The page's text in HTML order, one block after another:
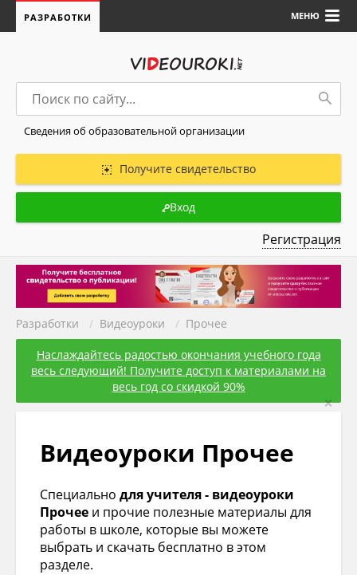
МЕНЮ
РАЗРАБОТКИ
Сведения об образовательной организации
Получите свидетельство
Вход
Регистрация
Разработки / Видеоуроки / Прочее
Наслаждайтесь радостью окончания учебного года
весь следующий! Получите доступ к материалами на
весь год со скидкой 90%
×
Видеоуроки Прочее
Специально для учителя - видеоуроки
Прочее и прочие полезные материалы для
работы в школе, которые вы можете
выбрать и скачать бесплатно в этом
разделе.